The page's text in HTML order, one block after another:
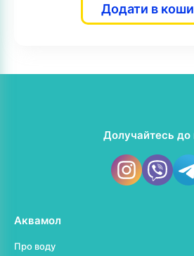
Додати в
Долучайтесь до
Аквамол
Про воду